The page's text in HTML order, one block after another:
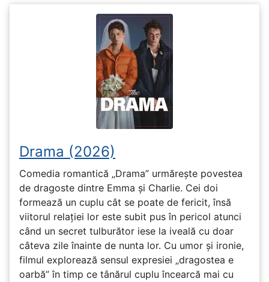
Drama (2026)
Comedia romantică „Drama” urmărește povestea
de dragoste dintre Emma și Charlie. Cei doi
formează un cuplu cât se poate de fericit, însă
viitorul relației lor este subit pus în pericol atunci
când un secret tulburător iese la iveală cu doar
câteva zile înainte de nunta lor. Cu umor și ironie,
filmul explorează sensul expresiei „dragostea e
oarbă” în timp ce tânărul cuplu încearcă mai cu